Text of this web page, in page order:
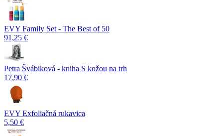
EVY Family Set - The Best of 50
91,25 €
Petra Švábiková - kniha S kožou na trh
17,90 €
EVY Exfoliačná rukavica
5,50 €